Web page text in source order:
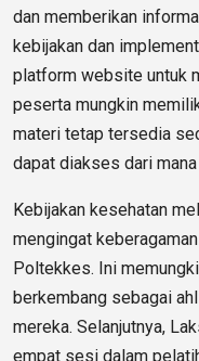
dan memberikan
kebijakan dan
platform website untuk
peserta mungkin
materi tetap tersedia
dapat diakses dari
Kebijakan kesehatan
mengingat
Poltekkes. Ini
berkembang sebagai
mereka. Selanjutnya,
empat sesi dalam